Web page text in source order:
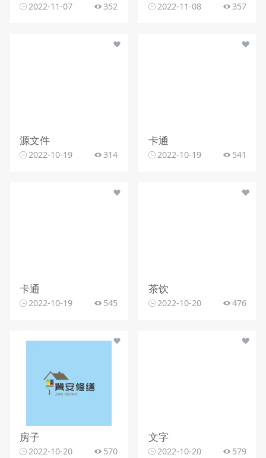
2022-11-07 352 2022-11-08 357
源文件
2022-10-19 314
卡通
2022-10-19 541
卡通
2022-10-19 545
茶饮
2022-10-20 476
房子
2022-10-20 570
文字
2022-10-20 579